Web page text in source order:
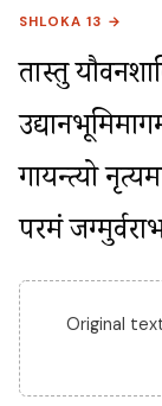
SHLOKA 13 →
तास्तु
गायन्त्यो
परमं
Original